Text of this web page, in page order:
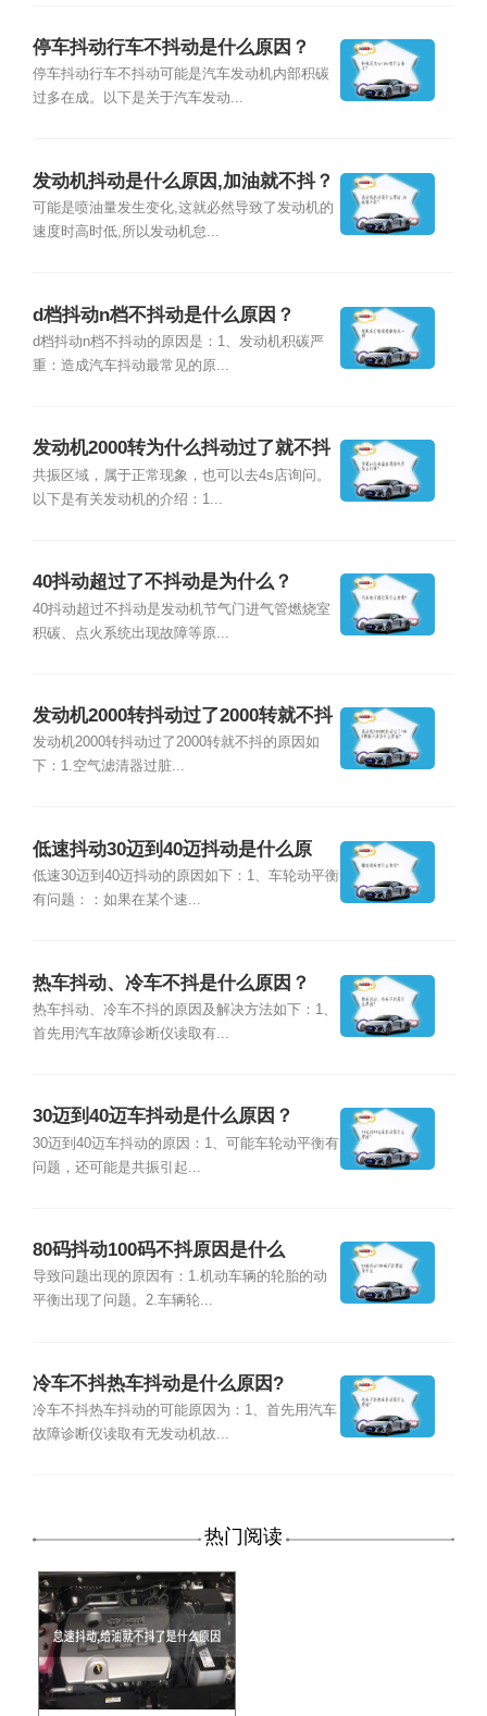
停车抖动行车不抖动是什么原因？
停车抖动行车不抖动可能是汽车发动机内部积碳
过多在成。以下是关于汽车发动...
发动机抖动是什么原因,加油就不抖？
可能是喷油量发生变化,这就必然导致了发动机的
速度时高时低,所以发动机怠...
d档抖动n档不抖动是什么原因？
d档抖动n档不抖动的原因是：1、发动机积碳严
重：造成汽车抖动最常见的原...
发动机2000转为什么抖动过了就不抖
了？
共振区域，属于正常现象，也可以去4s店询问。
以下是有关发动机的介绍：1...
40抖动超过了不抖动是为什么？
40抖动超过不抖动是发动机节气门进气管燃烧室
积碳、点火系统出现故障等原...
发动机2000转抖动过了2000转就不抖
是什么原因？
发动机2000转抖动过了2000转就不抖的原因如
下：1.空气滤清器过脏...
低速抖动30迈到40迈抖动是什么原
因？
低速30迈到40迈抖动的原因如下：1、车轮动平衡
有问题：：如果在某个速...
热车抖动、冷车不抖是什么原因？
热车抖动、冷车不抖的原因及解决方法如下：1、
首先用汽车故障诊断仪读取有...
30迈到40迈车抖动是什么原因？
30迈到40迈车抖动的原因：1、可能车轮动平衡有
问题，还可能是共振引起...
80码抖动100码不抖原因是什么
导致问题出现的原因有：1.机动车辆的轮胎的动
平衡出现了问题。2.车辆轮...
冷车不抖热车抖动是什么原因?
冷车不抖热车抖动的可能原因为：1、首先用汽车
故障诊断仪读取有无发动机故...
热门阅读